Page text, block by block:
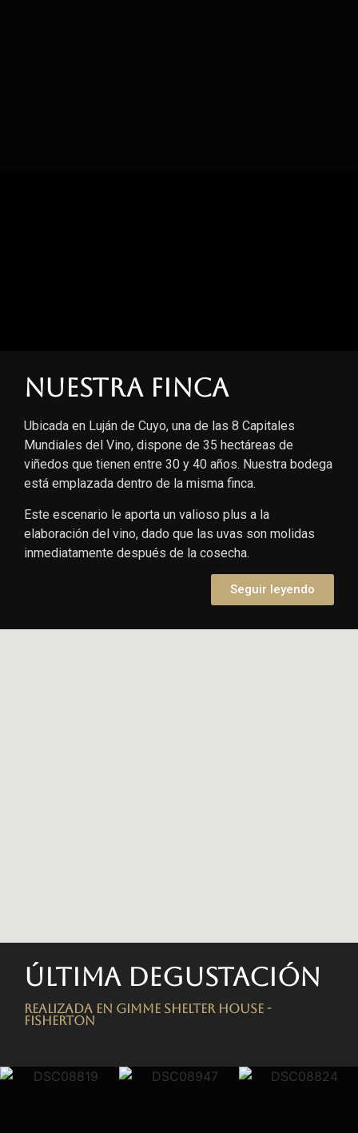
Nuestra finca
Ubicada en Luján de Cuyo, una de las 8 Capitales
Mundiales del Vino, dispone de 35 hectáreas de
viñedos que tienen entre 30 y 40 años. Nuestra bodega
está emplazada dentro de la misma finca.
Este escenario le aporta un valioso plus a la
elaboración del vino, dado que las uvas son molidas
inmediatamente después de la cosecha.
Seguir leyendo
Última degustación
Realizada en Gimme Shelter House -
FISHERTON